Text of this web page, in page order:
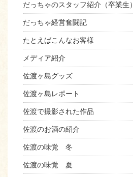
だっちゃのスタッフ紹介（卒業生）
だっちゃ経営奮闘記
たとえばこんなお客様
メディア紹介
佐渡ヶ島グッズ
佐渡ヶ島レポート
佐渡で撮影された作品
佐渡のお酒の紹介
佐渡の味覚 冬
佐渡の味覚 夏